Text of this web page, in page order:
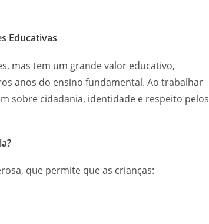
Educativas
mas tem um grande valor educativo,
anos do ensino fundamental. Ao trabalhar
sobre cidadania, identidade e respeito pelos
que permite que as crianças: